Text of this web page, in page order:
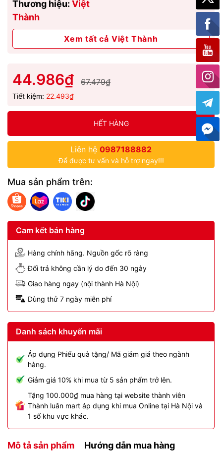
Thương hiệu: Việt
Thành
Xem tất cả Việt Thành
44.986₫ 67.479₫
Tiết kiệm: 22.493₫
HẾT HÀNG
Liên hệ 0987188882
Để được tư vấn và hỗ trợ ngay!!!
Mua sản phẩm trên:
Cam kết bán hàng
Hàng chính hãng. Nguồn gốc rõ ràng
Đổi trả không cần lý do đến 30 ngày
Giao hàng ngay (nội thành Hà Nội)
Dùng thử 7 ngày miễn phí
Danh sách khuyến mãi
Áp dụng Phiếu quà tặng/ Mã giảm giá theo ngành
hàng.
Giảm giá 10% khi mua từ 5 sản phẩm trở lên.
Tặng 100.000₫ mua hàng tại website thành viên
Thành luân mart áp dụng khi mua Online tại Hà Nội và
1 số khu vực khác.
Mô tả sản phẩm Hướng dẫn mua hàng